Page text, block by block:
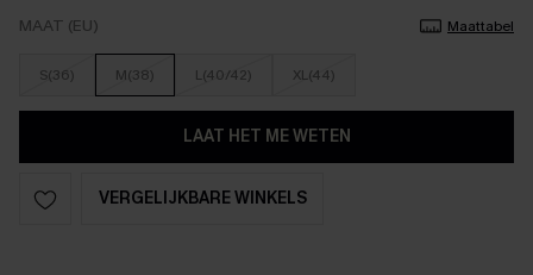
MAAT (EU) Maattabel
S(36) M(38) L(40/42) XL(44)
LAAT HET ME WETEN
VERGELIJKBARE WINKELS